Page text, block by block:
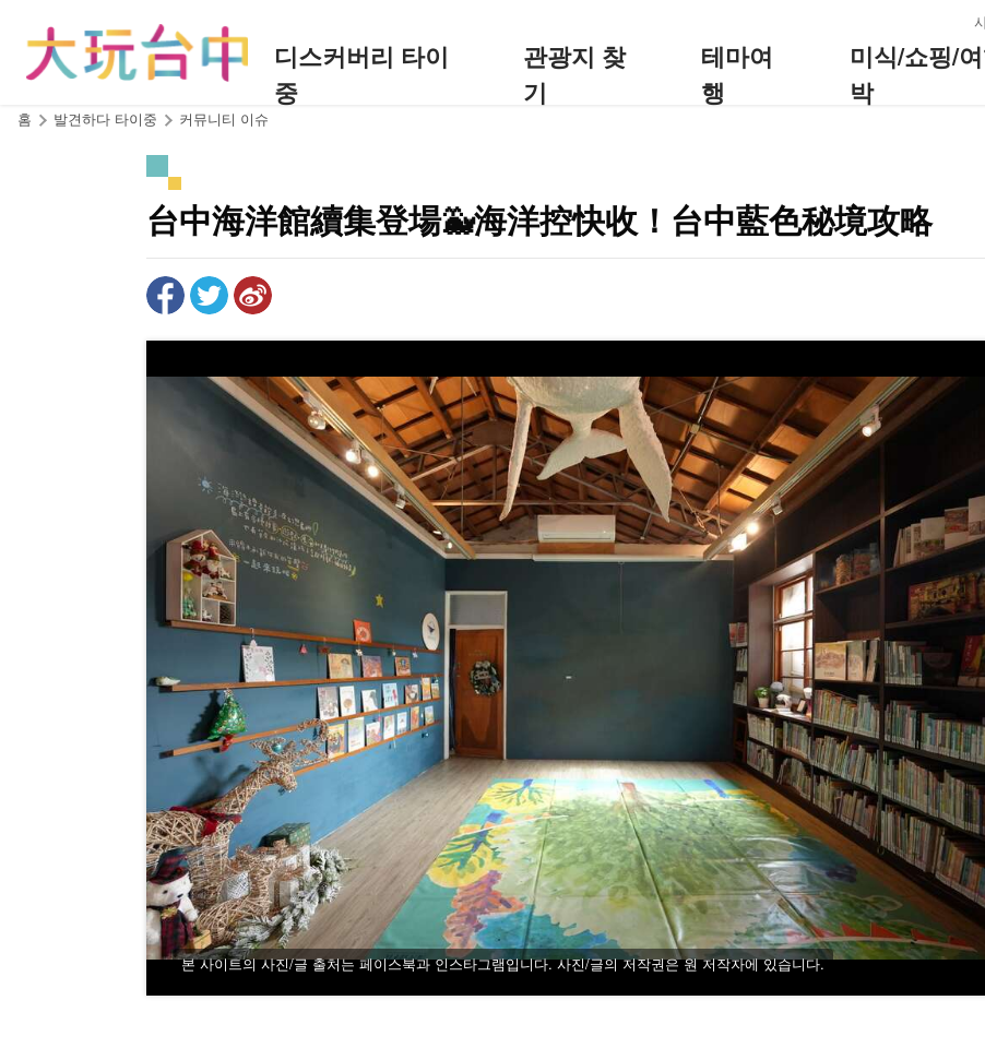
디스커버리 타이
중
관광지 찾
기
테마여
행
미식/쇼핑/
박
홈 발견하다 타이중 커뮤니티 이슈
台中海洋館續集登場🐳海洋控快收！台中藍色秘境攻略
본 사이트의 사진/글 출처는 페이스북과 인스타그램입니다. 사진/글의 저작권은 원 저작자에 있습니다.